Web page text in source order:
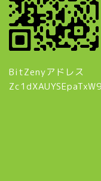
BitZenyアドレス